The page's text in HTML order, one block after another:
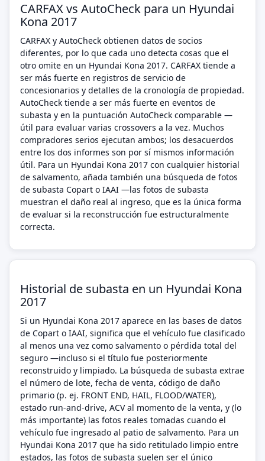
CARFAX vs AutoCheck para un Hyundai
Kona 2017
CARFAX y AutoCheck obtienen datos de socios
diferentes, por lo que cada uno detecta cosas que el
otro omite en un Hyundai Kona 2017. CARFAX tiende a
ser más fuerte en registros de servicio de
concesionarios y detalles de la cronología de propiedad.
AutoCheck tiende a ser más fuerte en eventos de
subasta y en la puntuación AutoCheck comparable —
útil para evaluar varias crossovers a la vez. Muchos
compradores serios ejecutan ambos; los desacuerdos
entre los dos informes son por sí mismos información
útil. Para un Hyundai Kona 2017 con cualquier historial
de salvamento, añada también una búsqueda de fotos
de subasta Copart o IAAI —las fotos de subasta
muestran el daño real al ingreso, que es la única forma
de evaluar si la reconstrucción fue estructuralmente
correcta.
Historial de subasta en un Hyundai Kona
2017
Si un Hyundai Kona 2017 aparece en las bases de datos
de Copart o IAAI, significa que el vehículo fue clasificado
al menos una vez como salvamento o pérdida total del
seguro —incluso si el título fue posteriormente
reconstruido y limpiado. La búsqueda de subasta extrae
el número de lote, fecha de venta, código de daño
primario (p. ej. FRONT END, HAIL, FLOOD/WATER),
estado run-and-drive, ACV al momento de la venta, y (lo
más importante) las fotos reales tomadas cuando el
vehículo fue ingresado al patio de salvamento. Para un
Hyundai Kona 2017 que ha sido retitulado limpio entre
estados, las fotos de subasta suelen ser el único